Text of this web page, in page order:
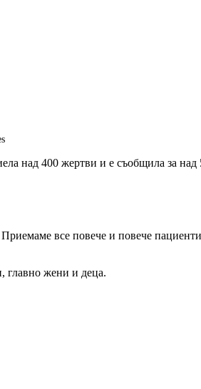
над 400 жертви и е съобщила за над
все повече и повече
главно жени и деца.